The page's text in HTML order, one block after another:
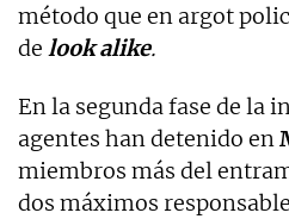
método que en argot
de look alike.
En la segunda fase de la
agentes han detenido en
miembros más del
dos máximos